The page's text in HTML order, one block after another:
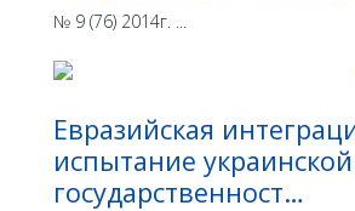
№ 9 (76) 2014г. ...
Евразийская
испытание украинской
государственност…